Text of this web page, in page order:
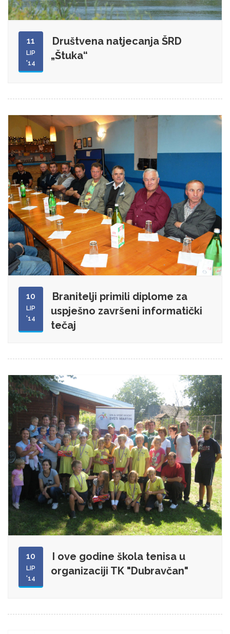
11
LIP
'14
Društvena natjecanja ŠRD
„Štuka“
10
LIP
'14
Branitelji primili diplome za
uspješno završeni informatički
tečaj
10
LIP
'14
I ove godine škola tenisa u
organizaciji TK "Dubravčan"